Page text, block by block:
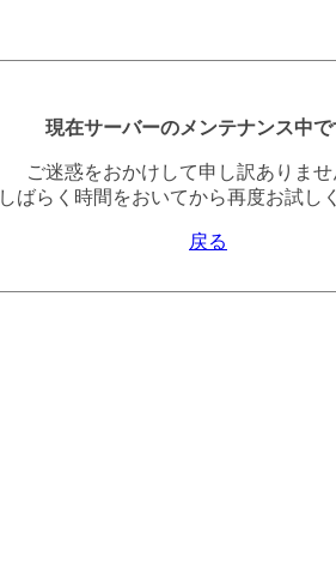
現在サーバーのメンテナンス中で
ご迷惑をおかけして申し訳ありませ
しばらく時間をおいてから再度お試し
戻る